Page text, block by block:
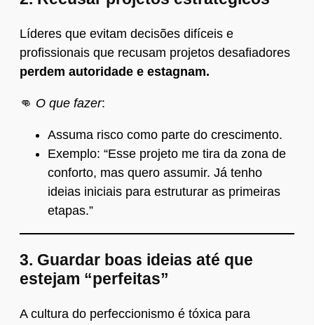
Líderes que evitam decisões difíceis e
profissionais que recusam projetos desafiadores
perdem autoridade e estagnam.
👊 O que fazer:
Assuma risco como parte do crescimento.
Exemplo: “Esse projeto me tira da zona de
conforto, mas quero assumir. Já tenho
ideias iniciais para estruturar as primeiras
etapas.”
3. Guardar boas ideias até que
estejam “perfeitas”
A cultura do perfeccionismo é tóxica para